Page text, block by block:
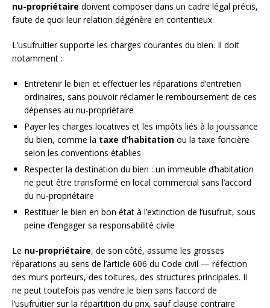
nu-propriétaire doivent composer dans un cadre légal précis,
faute de quoi leur relation dégénère en contentieux.
L’usufruitier supporte les charges courantes du bien. Il doit
notamment :
Entretenir le bien et effectuer les réparations d’entretien
ordinaires, sans pouvoir réclamer le remboursement de ces
dépenses au nu-propriétaire
Payer les charges locatives et les impôts liés à la jouissance
du bien, comme la taxe d’habitation ou la taxe foncière
selon les conventions établies
Respecter la destination du bien : un immeuble d’habitation
ne peut être transformé en local commercial sans l’accord
du nu-propriétaire
Restituer le bien en bon état à l’extinction de l’usufruit, sous
peine d’engager sa responsabilité civile
Le nu-propriétaire, de son côté, assume les grosses
réparations au sens de l’article 606 du Code civil — réfection
des murs porteurs, des toitures, des structures principales. Il
ne peut toutefois pas vendre le bien sans l’accord de
l’usufruitier sur la répartition du prix, sauf clause contraire